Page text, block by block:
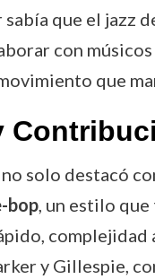
sabía que el jazz
con
que
solo destacó
bop, un estilo
y Gillespie,